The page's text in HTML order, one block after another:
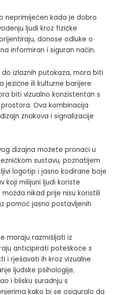
neprimijećen kada je dobro
ljudi kroz fizičke
donose odluke o
informiran i siguran način.
izlaznih putokaza, mora biti
jezične ili kulturne barijere
biti vizualno konzistentan s
Ova kombinacija
znakova i signalizacije
dizajna možete pronaći u
sustavu, poznatijem
logotip i jasno kodirane boje
koji milijuni ljudi koriste
nikad prije nisu koristili
pomoć jasno postavljenih
moraju razmišljati iz
anticipirati poteškoće s
i rješavati ih kroz vizualne
ljudske psihologije,
i blisku suradnju s
kako bi se osiguralo da